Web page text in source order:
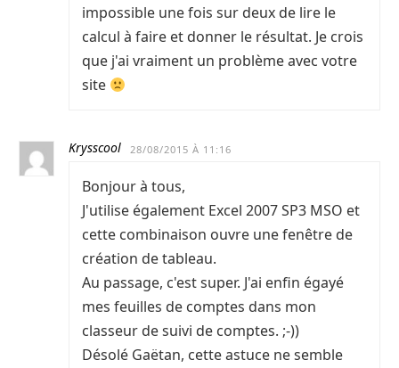
impossible une fois sur deux de lire le
calcul à faire et donner le résultat. Je crois
que j'ai vraiment un problème avec votre
site
Krysscool 28/08/2015 À 11:16
Bonjour à tous,
J'utilise également Excel 2007 SP3 MSO et
cette combinaison ouvre une fenêtre de
création de tableau.
Au passage, c'est super. J'ai enfin égayé
mes feuilles de comptes dans mon
classeur de suivi de comptes. ;-))
Désolé Gaëtan, cette astuce ne semble